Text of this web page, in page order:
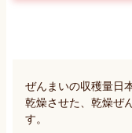
ぜんまいの収穫量日
乾燥させた、乾燥ぜ
す。